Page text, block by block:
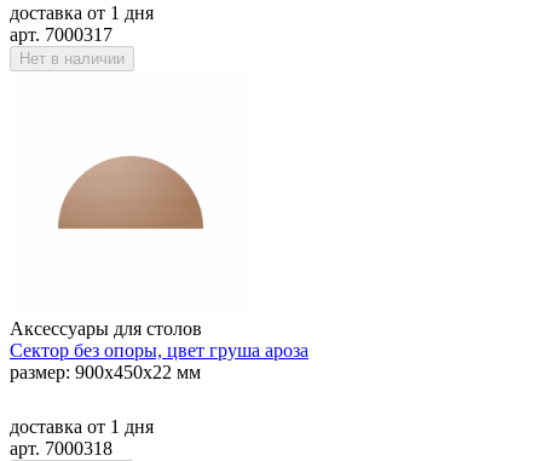
доставка от 1 дня
арт. 7000317
Нет в наличии
Аксессуары для столов
Сектор без опоры, цвет груша ароза
размер: 900х450х22 мм
доставка от 1 дня
арт. 7000318